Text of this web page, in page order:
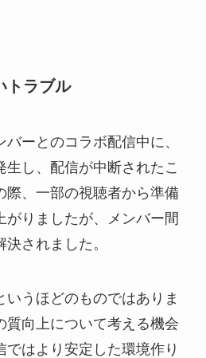
トラブル
ーとのコラボ配信中に、
し、配信が中断されたこ
際、一部の視聴者から準備
がりましたが、メンバー間
されました。
いうほどのものではありま
質向上について考える機会
ではより安定した環境作り